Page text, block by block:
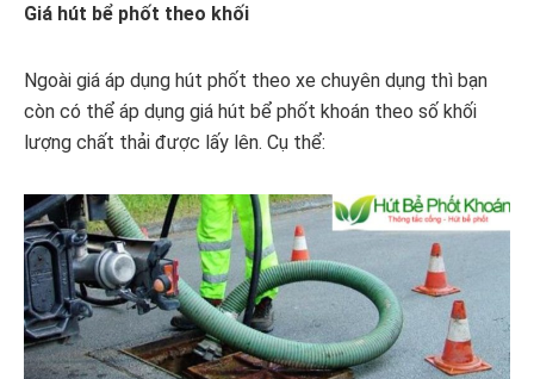
Giá hút bể phốt theo khối
Ngoài giá áp dụng hút phốt theo xe chuyên dụng thì bạn
còn có thể áp dụng giá hút bể phốt khoán theo số khối
lượng chất thải được lấy lên. Cụ thể: